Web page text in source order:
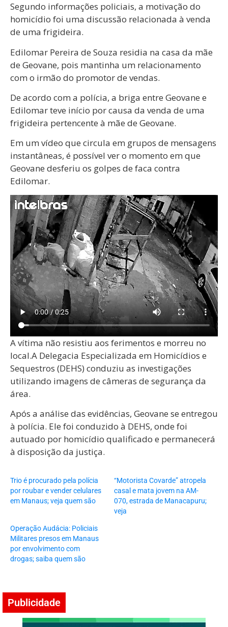
Segundo informações policiais, a motivação do
homicídio foi uma discussão relacionada à venda
de uma frigideira.
Edilomar Pereira de Souza residia na casa da mãe
de Geovane, pois mantinha um relacionamento
com o irmão do promotor de vendas.
De acordo com a polícia, a briga entre Geovane e
Edilomar teve início por causa da venda de uma
frigideira pertencente à mãe de Geovane.
Em um vídeo que circula em grupos de mensagens
instantâneas, é possível ver o momento em que
Geovane desferiu os golpes de faca contra
Edilomar.
A vítima não resistiu aos ferimentos e morreu no
local.A Delegacia Especializada em Homicídios e
Sequestros (DEHS) conduziu as investigações
utilizando imagens de câmeras de segurança da
área.
Após a análise das evidências, Geovane se entregou
à polícia. Ele foi conduzido à DEHS, onde foi
autuado por homicídio qualificado e permanecerá
à disposição da justiça.
Trio é procurado pela polícia
por roubar e vender celulares
em Manaus; veja quem são
“Motorista Covarde” atropela
casal e mata jovem na AM-
070, estrada de Manacapuru;
veja
Operação Audácia: Policiais
Militares presos em Manaus
por envolvimento com
drogas; saiba quem são
Publicidade